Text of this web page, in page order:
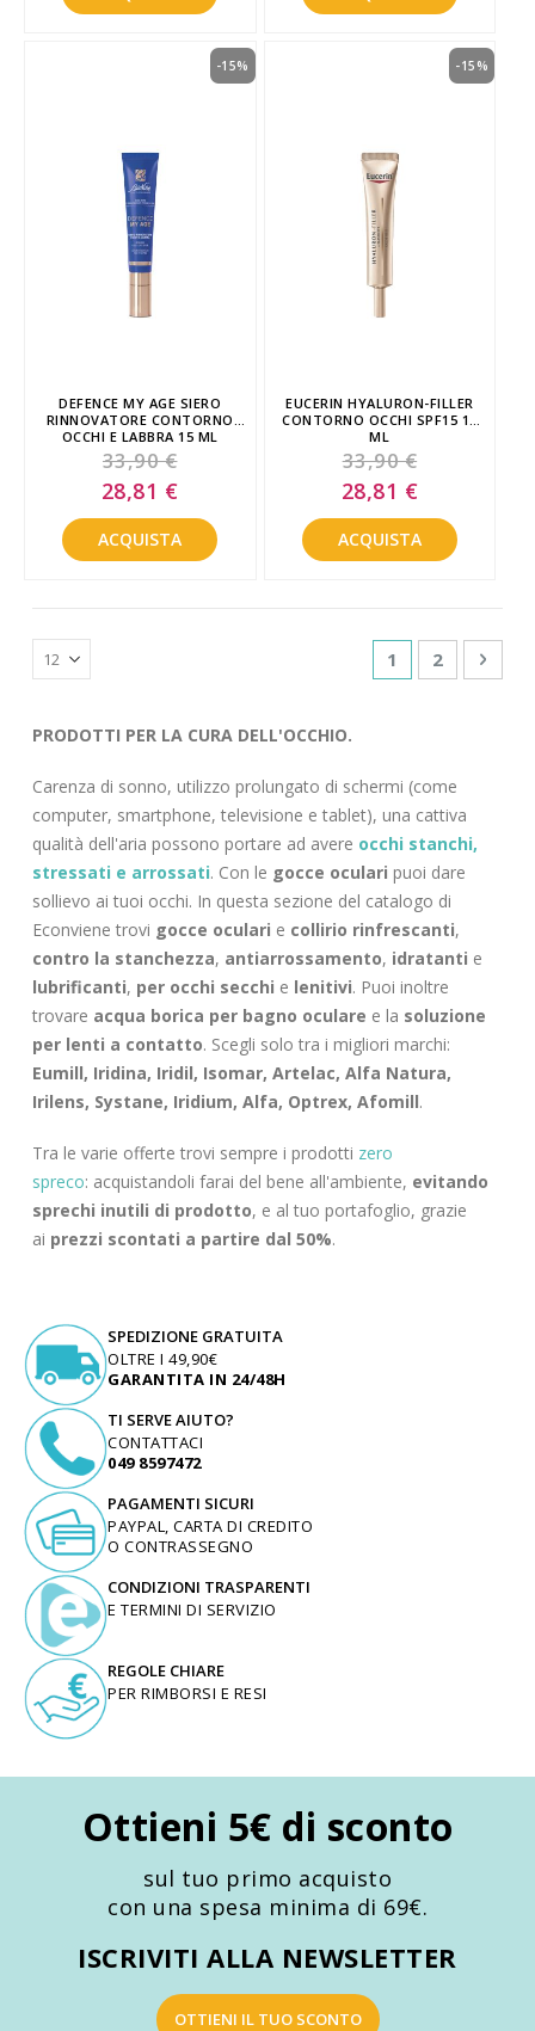
DEFENCE MY AGE SIERO
RINNOVATORE CONTORNO
OCCHI E LABBRA 15 ML
33,90 €
-15%
Special
Price
28,81 €
ACQUISTA
EUCERIN HYALURON-FILLER
CONTORNO OCCHI SPF15 15
ML
33,90 €
-15%
Special
Price
28,81 €
ACQUISTA
Pagina
Attualmente
1 Pagina
2
PRODOTTI PER LA CURA DELL'OCCHIO.
Carenza di sonno, utilizzo prolungato di schermi (come
computer, smartphone, televisione e tablet), una cattiva
qualità dell'aria possono portare ad avere occhi stanchi,
stressati e arrossati. Con le gocce oculari puoi dare
sollievo ai tuoi occhi. In questa sezione del catalogo di
Econviene trovi gocce oculari e collirio rinfrescanti,
contro la stanchezza, antiarrossamento, idratanti e
lubrificanti, per occhi secchi e lenitivi. Puoi inoltre
trovare acqua borica per bagno oculare e la soluzione
per lenti a contatto. Scegli solo tra i migliori marchi:
Eumill, Iridina, Iridil, Isomar, Artelac, Alfa Natura,
Irilens, Systane, Iridium, Alfa, Optrex, Afomill.
Tra le varie offerte trovi sempre i prodotti zero
spreco: acquistandoli farai del bene all'ambiente, evitando
sprechi inutili di prodotto, e al tuo portafoglio, grazie
ai prezzi scontati a partire dal 50%.
SPEDIZIONE GRATUITA
OLTRE I 49,90€
GARANTITA IN 24/48H
TI SERVE AIUTO?
CONTATTACI
049 8597472
PAGAMENTI SICURI
PAYPAL, CARTA DI CREDITO
O CONTRASSEGNO
CONDIZIONI TRASPARENTI
E TERMINI DI SERVIZIO
REGOLE CHIARE
PER RIMBORSI E RESI
Ottieni 5€ di sconto
sul tuo primo acquisto
con una spesa minima di 69€.
ISCRIVITI ALLA NEWSLETTER
OTTIENI IL TUO SCONTO